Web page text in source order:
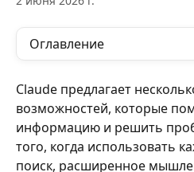
Оглавление
Claude предлагает
возможностей, которые
информацию и решить
того, когда использовать
поиск, расширенное